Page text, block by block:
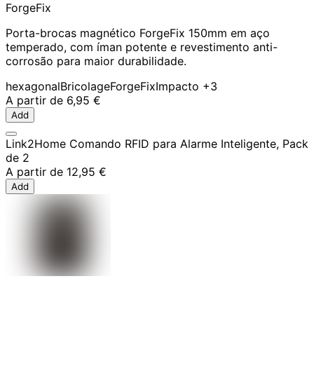
ForgeFix
Porta-brocas magnético ForgeFix 150mm em aço
temperado, com íman potente e revestimento anti-
corrosão para maior durabilidade.
hexagonalBricolageForgeFixImpacto +3
A partir de 6,95 €
Add
Link2Home Comando RFID para Alarme Inteligente, Pack
de 2
A partir de 12,95 €
Add